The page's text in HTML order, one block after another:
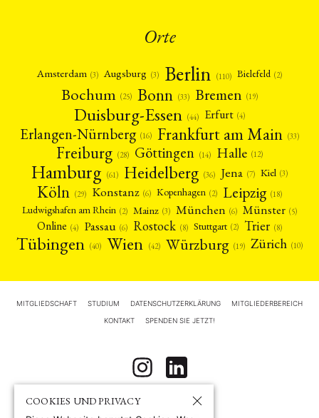
Orte
Amsterdam (3) Augsburg (3) Berlin (110) Bielefeld (2)
Bochum (25) Bonn (33) Bremen (19)
Duisburg-Essen (44) Erfurt (4)
Erlangen-Nürnberg (16) Frankfurt am Main (33)
Freiburg (28) Göttingen (14) Halle (12)
Hamburg (61) Heidelberg (36) Jena (7) Kiel (3)
Köln (29) Konstanz (6) Kopenhagen (2) Leipzig (18)
Ludwigshafen am Rhein (2) Mainz (3) München (6) Münster (5)
Online (4) Passau (6) Rostock (8) Stuttgart (2) Trier (8)
Tübingen (40) Wien (42) Würzburg (19) Zürich (10)
MITGLIEDSCHAFT STUDIUM DATENSCHUTZERKLÄRUNG MITGLIEDERBEREICH
KONTAKT SPENDEN SIE JETZT!
COOKIES UND PRIVACY